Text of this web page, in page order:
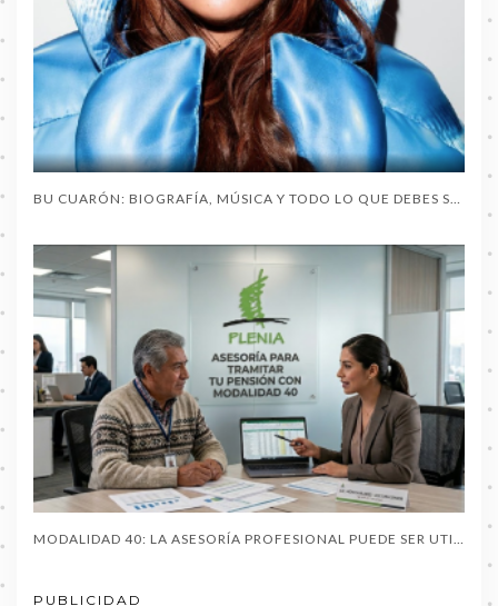
BU CUARÓN: BIOGRAFÍA, MÚSICA Y TODO LO QUE DEBES SABER SOBRE LA ARTISTA DEL MOMENTO
PUBLICIDAD